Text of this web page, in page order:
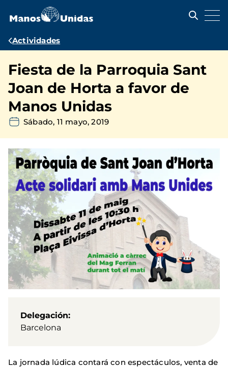
contenido
Ruta
navegación
Actividades
Fiesta de la Parroquia Sant
Joan de Horta a favor de
Manos Unidas
Sábado, 11 mayo, 2019
Delegación
Barcelona
La jornada lúdica contará con espectáculos, venta de